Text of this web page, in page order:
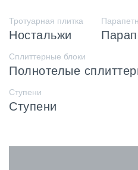
Тротуарная плитка
Ностальжи
Сплиттерные блоки
Полнотелые
Ступени
Ступени